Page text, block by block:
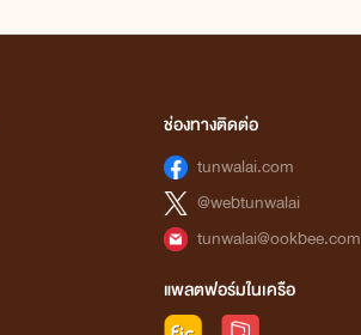
ช่องทางติดต่อ
tunwalai.com
@webtunwalai
tunwalai@ookbee.com
แพลตฟอร์มในเครือ